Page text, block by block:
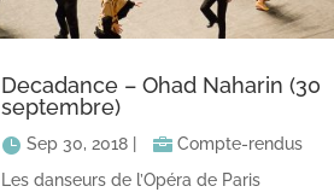
Decadance – Ohad Naharin (30
septembre)
Sep 30, 2018|
Compte-rendus
Les danseurs de l’Opéra de Paris